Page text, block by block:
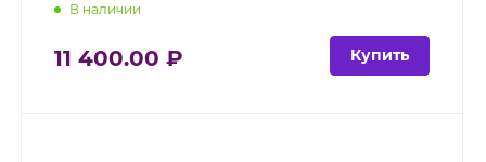
В наличии
11 400.00 ₽ Купить